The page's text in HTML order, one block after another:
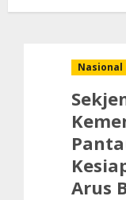
Nasional
Arus